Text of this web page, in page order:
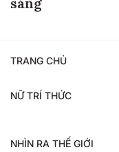
TRANG CHỦ
NỮ TRÍ THỨC
NHÌN RA THẾ GIỚI